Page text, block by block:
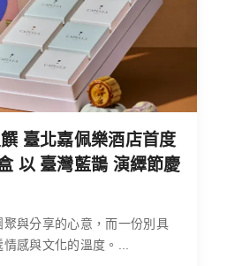
臺北嘉佩樂酒店首度
以 臺灣藍鵲 演繹節慶
與分享的心意，而一份別具
感與文化的溫度。...